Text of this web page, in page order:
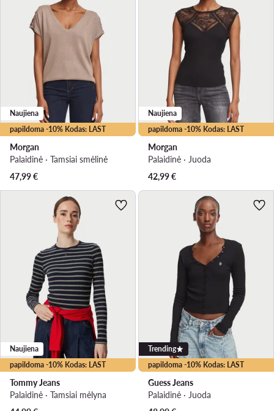
papildoma -10% Kodas: LAST
Naujiena
Morgan
Palaidinė · Tamsiai smėlinė
47,99€
papildoma -10% Kodas: LAST
Naujiena
Morgan
Palaidinė · Juoda
42,99€
papildoma -10% Kodas: LAST
Naujiena
Tommy Jeans
Palaidinė · Tamsiai mėlyna
papildoma -10% Kodas: LAST
Trending
Guess Jeans
Palaidinė · Juoda